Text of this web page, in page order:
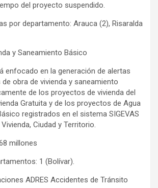
del proyecto suspendido.
por departamento: Arauca (2), Risaralda
y Saneamiento Básico
enfocado en la generación de alertas
obra de vivienda y saneamiento
de los proyectos de vivienda del
Gratuita y de los proyectos de Agua
registrados en el sistema SIGEVAS
Ciudad y Territorio.
millones
1 (Bolívar).
ADRES Accidentes de Tránsito